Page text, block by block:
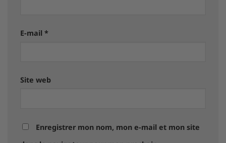
E-mail *
Site web
Enregistrer mon nom, mon e-mail et mon site